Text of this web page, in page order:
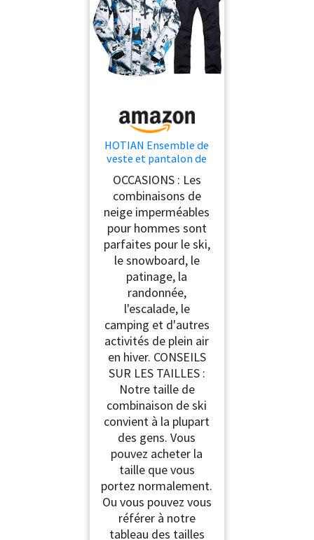
HOTIAN Ensemble de
veste et pantalon de
combinaison de neige
hivernale, ensembles
de neige chauds pour
hommes, vestes de ski
imperméables et
coupe-vent, ensemble
de snowboard, Bleu
OCCASIONS : Les
combinaisons de
neige imperméables
pour hommes sont
parfaites pour le ski,
le snowboard, le
patinage, la
randonnée,
l'escalade, le
camping et d'autres
activités de plein air
en hiver. CONSEILS
SUR LES TAILLES :
Notre taille de
combinaison de ski
convient à la plupart
des gens. Vous
pouvez acheter la
taille que vous
portez normalement.
Ou vous pouvez vous
référer à notre
tableau des tailles